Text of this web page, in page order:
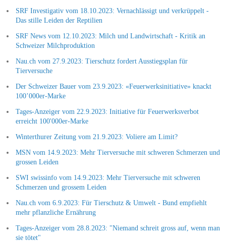
SRF Investigativ vom 18.10.2023: Vernachlässigt und verkrüppelt -
Das stille Leiden der Reptilien
SRF News vom 12.10.2023: Milch und Landwirtschaft - Kritik an
Schweizer Milchproduktion
Nau.ch vom 27.9.2023: Tierschutz fordert Ausstiegsplan für
Tierversuche
Der Schweizer Bauer vom 23.9.2023: «Feuerwerksinitiative» knackt
100’000er-Marke
Tages-Anzeiger vom 22.9.2023: Initiative für Feuerwerksverbot
erreicht 100'000er-Marke
Winterthurer Zeitung vom 21.9.2023: Voliere am Limit?
MSN vom 14.9.2023: Mehr Tierversuche mit schweren Schmerzen und
grossen Leiden
SWI swissinfo vom 14.9.2023: Mehr Tierversuche mit schweren
Schmerzen und grossem Leiden
Nau.ch vom 6.9.2023: Für Tierschutz & Umwelt - Bund empfiehlt
mehr pflanzliche Ernährung
Tages-Anzeiger vom 28.8.2023: "Niemand schreit gross auf, wenn man
sie tötet"